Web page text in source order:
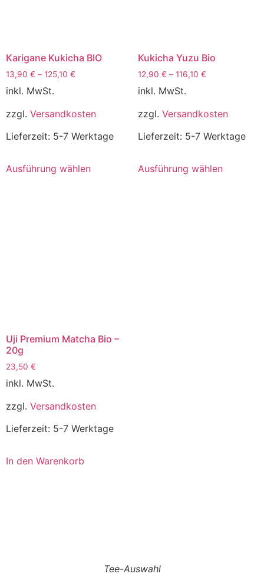
Karigane Kukicha BIO
13,90 € – 125,10 €
inkl. MwSt.
zzgl. Versandkosten
Lieferzeit: 5-7 Werktage
Ausführung wählen
Kukicha Yuzu Bio
12,90 € – 116,10 €
inkl. MwSt.
zzgl. Versandkosten
Lieferzeit: 5-7 Werktage
Ausführung wählen
Uji Premium Matcha Bio –
20g
23,50 €
inkl. MwSt.
zzgl. Versandkosten
Lieferzeit: 5-7 Werktage
In den Warenkorb
Tee-Auswahl